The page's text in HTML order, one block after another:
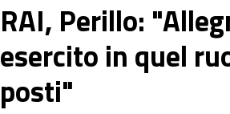
RAI, Perillo:
esercito in quel
posti"